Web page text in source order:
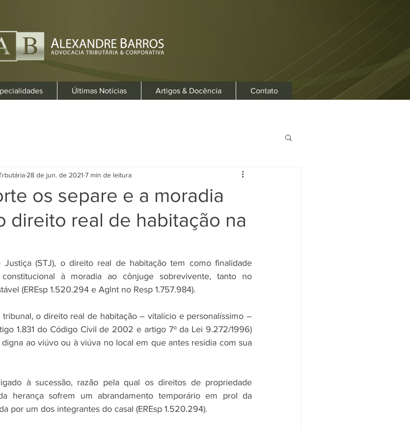
Últimas Notícias Artigos & Docência Contato
os separe e a moradia
direito real de habitação na
28 de jun. de 2021 7 min de leitura
(STJ), o direito real de habitação tem como finalidade
à moradia ao cônjuge sobrevivente, tanto no
(EREsp 1.520.294 e Aglnt no Resp 1.757.984).
o direito real de habitação – vitalício e personalíssimo –
1.831 do Código Civil de 2002 e artigo 7º da Lei 9.272/1996)
ao viúvo ou à viúva no local em que antes residia com sua
à sucessão, razão pela qual os direitos de propriedade
herança sofrem um abrandamento temporário em prol da
por um dos integrantes do casal (EREsp 1.520.294).